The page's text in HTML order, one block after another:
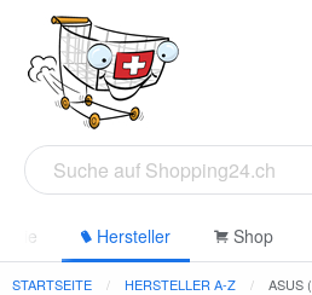
Hersteller Shop
STARTSEITE HERSTELLER A-Z ASUS (